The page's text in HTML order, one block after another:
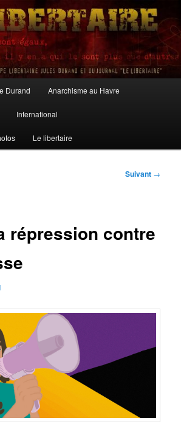
Durand Anarchisme au Havre
International
Le libertaire
Suivant →
répression contre